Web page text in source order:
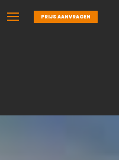
PRIJS AANVRAGEN